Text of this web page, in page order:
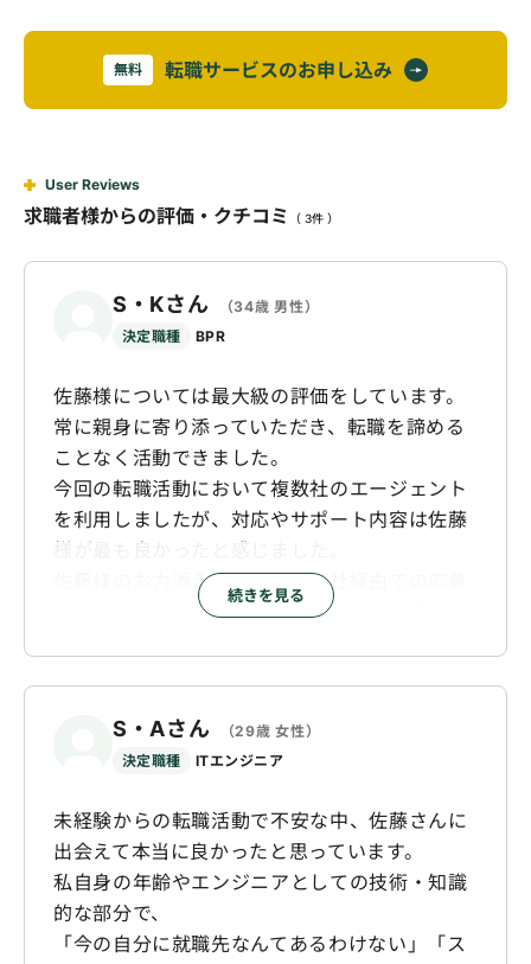
無料 転職サービスのお申し込み
User Reviews
求職者様からの評価・クチコミ （ 3件 ）
S・Kさん
（34歳 男性）
決定職種
BPR
佐藤様については最大級の評価をしています。
常に親身に寄り添っていただき、転職を諦める
ことなく活動できました。
今回の転職活動において複数社のエージェント
を利用しましたが、対応やサポート内容は佐藤
佐藤様のお力添えのおかげで御社経由での応募
は比較的通りやすく、転職活動がやっと具体的
続きを見る
S・Aさん
（29歳 女性）
決定職種
ITエンジニア
未経験からの転職活動で不安な中、佐藤さんに
出会えて本当に良かったと思っています。
私自身の年齢やエンジニアとしての技術・知識
的な部分で、
「今の自分に就職先なんてあるわけない」「ス